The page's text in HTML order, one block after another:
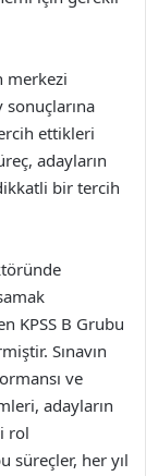
merkezi
ettikleri
adayların
bir tercih
KPSS B Grubu
Sınavın
ve
adayların
rol
süreçler, her yıl